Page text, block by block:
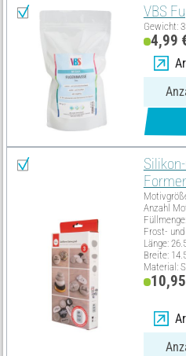
VBS
Gewicht:
4,99
Anzahl
Frost-
Länge:
Breite:
Material: